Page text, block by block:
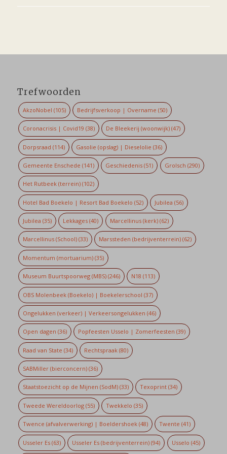
Trefwoorden
AkzoNobel (105) Bedrijfsverkoop | Overname (50)
Coronacrisis | Covid19 (38) De Bleekerij (woonwijk) (47)
Dorpsraad (114) Gasolie (opslag) | Dieselolie (36)
Gemeente Enschede (141) Geschiedenis (51) Grolsch (290)
Het Rutbeek (terrein)(102)
Hotel Bad Boekelo | Resort Bad Boekelo (52) Jubilea (56)
Jubilea (35) Lekkages (40) Marcellinus (kerk)(62)
Marcellinus (School)(33) Marssteden (bedrijventerrein) (62)
Momentum (mortuarium)(35)
Museum Buurtspoorweg (MBS)(246) N18 (113)
OBS Molenbeek (Boekelo) | Boekelerschool (37)
Ongelukken (verkeer) | Verkeersongelukken (46)
Open dagen (36) Popfeesten Usselo | Zomerfeesten (39)
Raad van State (34) Rechtspraak (80)
SABMiller (bierconcern)(36)
Staatstoezicht op de Mijnen (SodM)(33) Texoprint (34)
Tweede Wereldoorlog(55) Twekkelo (35)
Twence (afvalverwerking) | Boeldershoek(48) Twente (41)
Usseler Es(63) Usseler Es (bedrijventerrein) (94) Usselo (45)